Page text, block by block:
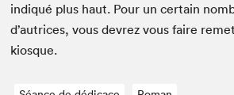
indiqué plus haut. Pour un cer­tain
d’autrices, vous devrez vous faire
kiosque.